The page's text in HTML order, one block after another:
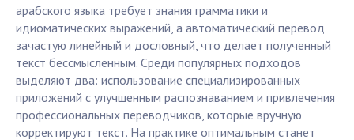
арабского языка требует знания грамматики и
идиоматических выражений, а автоматический перевод
зачастую линейный и дословный, что делает полученный
текст бессмысленным. Среди популярных подходов
выделяют два: использование специализированных
приложений с улучшенным распознаванием и привлечения
профессиональных переводчиков, которые вручную
корректируют текст. На практике оптимальным станет